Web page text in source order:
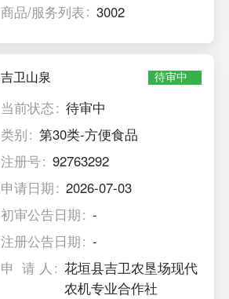
商品/服务列表
3002
吉卫山泉 待审中
当前状态
待审中
类别
第30类-方便食品
注册号
92763292
申请日期
2026-07-03
初审公告日期
-
注册公告日期
-
申 请 人
花垣县吉卫农垦场现代
农机专业合作社